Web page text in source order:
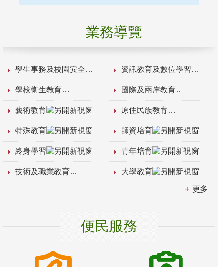
業務導覽
學生事務及校園安全 資訊教育及數位學習
學校衛生教育 國際及兩岸教育
藝術教育 原住民族教育
特殊教育 師資培育
終身學習 青年培育
技術及職業教育 大學教育
更多
便民服務